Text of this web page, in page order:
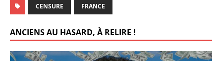
CENSURE FRANCE
ANCIENS AU HASARD, À RELIRE !